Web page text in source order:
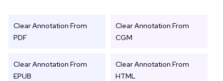
Clear Annotation From
PDF
Clear Annotation From
CGM
Clear Annotation From
EPUB
Clear Annotation From
HTML